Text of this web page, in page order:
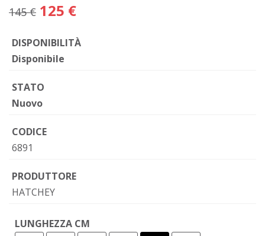
145 € 125 €
DISPONIBILITÀ
Disponibile
STATO
Nuovo
CODICE
6891
PRODUTTORE
HATCHEY
LUNGHEZZA CM